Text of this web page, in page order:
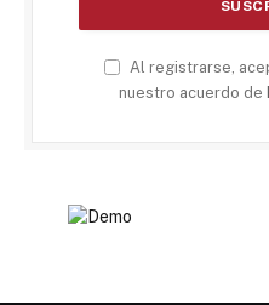
Al registrarse,
nuestro acuerdo de